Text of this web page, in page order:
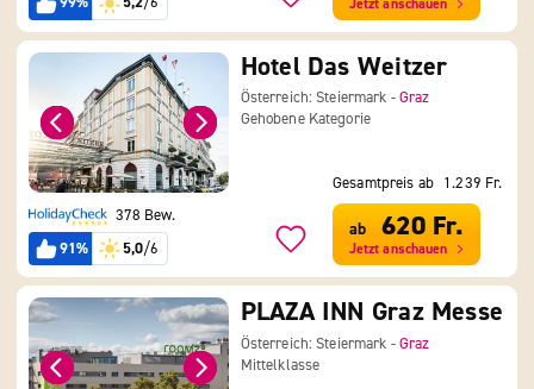
Jetzt anschauen
Hotel Das Weitzer
Österreich: Steiermark -Graz
Gehobene Kategorie
378 Bew.
91%
5,0/6
Gesamtpreis ab 1.239 Fr.
ab 620 Fr.
Jetzt anschauen
PLAZA INN Graz Messe
Österreich: Steiermark -Graz
Mittelklasse